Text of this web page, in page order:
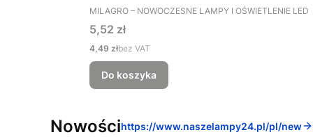
PRODUCENT
MILAGRO – NOWOCZESNE LAMPY I OŚWIETLENIE LED
Cena
5,52 zł
Cena
4,49 złbez VAT
Do koszyka
Nowościhttps://www.naszelampy24.pl/pl/new